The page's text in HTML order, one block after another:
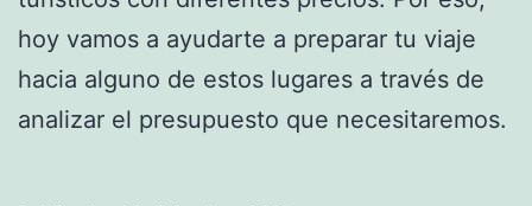
hoy vamos a ayudarte a preparar tu viaje
hacia alguno de estos lugares a través de
analizar el presupuesto que necesitaremos.